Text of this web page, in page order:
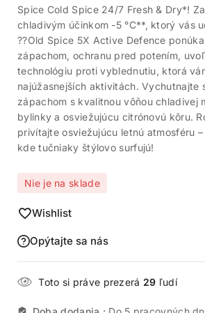
Spice Cold Spice 24/7 Fresh & Dry*!
chladivým účinkom -5 °C**, ktorý vás
??Old Spice 5X Active Defence
zápachom, ochranu pred potením,
technológiu proti vyblednutiu, ktorá
najúžasnejších aktivitách. Vychutnajte
zápachom s kvalitnou vôňou chladivej
bylinky a osviežujúcu citrónovú kôru.
privítajte osviežujúcu letnú atmosféru
kde tučniaky štýlovo surfujú!
Nie je na sklade
Wishlist
Opýtajte sa nás
Toto si práve prezerá 29 ľudí